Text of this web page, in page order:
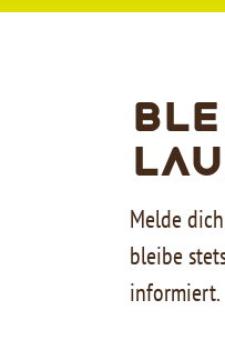
Melde
bleibe
informiert.